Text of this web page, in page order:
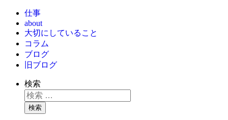
仕事
about
大切にしていること
コラム
ブログ
旧ブログ
検索
検索